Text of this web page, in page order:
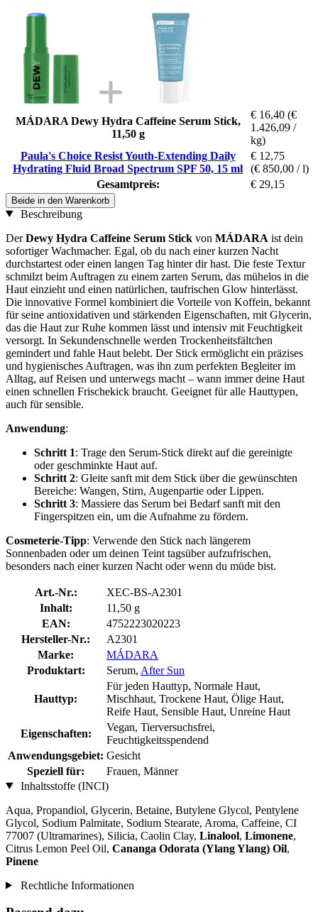
MÁDARA Dewy Hydra Caffeine Serum Stick,
11,50 g
€ 16,40 (€
1.426,09 /
kg)
Paula's Choice Resist Youth-Extending Daily
Hydrating Fluid Broad Spectrum SPF 50, 15 ml
€ 12,75
(€ 850,00 / l)
Gesamtpreis:
€ 29,15
Beide in den Warenkorb
Beschreibung
DerDewy Hydra Caffeine Serum Stick von MÁDARA ist dein
sofortiger Wachmacher. Egal, ob du nach einer kurzen Nacht
durchstartest oder einen langen Tag hinter dir hast. Die feste Textur
schmilzt beim Auftragen zu einem zarten Serum, das mühelos in die
Haut einzieht und einen natürlichen, taufrischen Glow hinterlässt.
Die innovative Formel kombiniert die Vorteile von Koffein, bekannt
für seine antioxidativen und stärkenden Eigenschaften, mit Glycerin,
das die Haut zur Ruhe kommen lässt und intensiv mit Feuchtigkeit
versorgt. In Sekundenschnelle werden Trockenheitsfältchen
gemindert und fahle Haut belebt. Der Stick ermöglicht ein präzises
und hygienisches Auftragen, was ihn zum perfekten Begleiter im
Alltag, auf Reisen und unterwegs macht – wann immer deine Haut
einen schnellen Frischekick braucht. Geeignet für alle Hauttypen,
auch für sensible.
Anwendung:
Schritt 1: Trage den Serum-Stick direkt auf die gereinigte
oder geschminkte Haut auf.
Schritt 2: Gleite sanft mit dem Stick über die gewünschten
Bereiche: Wangen, Stirn, Augenpartie oder Lippen.
Schritt 3: Massiere das Serum bei Bedarf sanft mit den
Fingerspitzen ein, um die Aufnahme zu fördern.
Cosmeterie-Tipp: Verwende den Stick nach längerem
Sonnenbaden oder um deinen Teint tagsüber aufzufrischen,
besonders nach einer kurzen Nacht oder wenn du müde bist.
Art.-Nr.:
XEC-BS-A2301
Inhalt:
11,50 g
EAN:
4752223020223
Hersteller-Nr.:
A2301
Marke:
MÁDARA
Produktart:
Serum, After Sun
Hauttyp:
Für jeden Hauttyp, Normale Haut,
Mischhaut, Trockene Haut, Ölige Haut,
Reife Haut, Sensible Haut, Unreine Haut
Eigenschaften:
Vegan, Tierversuchsfrei,
Feuchtigkeitsspendend
Anwendungsgebiet: Gesicht
Speziell für:
Frauen, Männer
Inhaltsstoffe (INCI)
Aqua, Propandiol, Glycerin, Betaine, Butylene Glycol, Pentylene
Glycol, Sodium Palmitate, Sodium Stearate, Aroma, Caffeine, CI
77007 (Ultramarines) , Silicia, Caolin Clay, Linalool, Limonene,
Citrus Lemon Peel Oil, Cananga Odorata (Ylang Ylang) Oil,
Pinene
Rechtliche Informationen